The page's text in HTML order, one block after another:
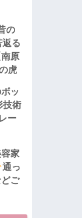
の
返る
原
虎
ッ
技術
ー
家
通っ
ご